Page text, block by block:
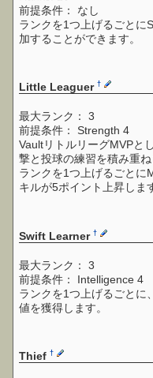
前提条件： なし
ランクを1つ上げるごとに
加することができます。
Little Leaguer†
最大ランク： 3
前提条件： Strength 4
VaultリトルリーグMVPと
撃と投球の練習を積み重ね
ランクを1つ上げるごとに
キルが5ポイント上昇しま
Swift Learner†
最大ランク： 3
前提条件： Intelligence 4
ランクを1つ上げるごとに
値を獲得します。
Thief†